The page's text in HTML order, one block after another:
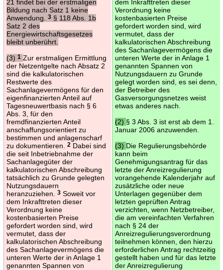
21 findet bei der erstmaligen
Bildung nach Satz 1 keine
Anwendung.
3§ 118 Abs. 1b
Satz 2 des
Energiewirtschaftsgesetzes
bleibt unberührt.
(3) 1 Zur erstmaligen Ermittlung
der Netzentgelte nach Absatz 2
sind die kalkulatorischen
Restwerte des
Sachanlagevermögens für den
eigenfinanzierten Anteil auf
Tagesneuwertbasis nach § 6
Abs. 3, für den
fremdfinanzierten Anteil
anschaffungsorientiert zu
bestimmen und anlagenscharf
zu dokumentieren.
2Dabei sind
die seit Inbetriebnahme der
Sachanlagegüter der
kalkulatorischen Abschreibung
tatsächlich zu Grunde gelegten
Nutzungsdauern
heranzuziehen.
3Soweit vor
dem Inkrafttreten dieser
Verordnung keine
kostenbasierten Preise
gefordert worden sind, wird
vermutet, dass der
kalkulatorischen Abschreibung
des Sachanlagevermögens die
unteren Werte der in Anlage 1
genannten Spannen von
dem Inkrafttreten dieser
Verordnung keine
kostenbasierten Preise
gefordert worden sind, wird
vermutet, dass der
kalkulatorischen Abschreibung
des Sachanlagevermögens die
unteren Werte der in Anlage 1
genannten Spannen von
Nutzungsdauern zu Grunde
gelegt worden sind, es sei denn,
der Betreiber des
Gasversorgungsnetzes weist
etwas anderes nach.
(2) § 3 Abs. 3 ist erst ab dem 1.
Januar 2006 anzuwenden.
(3) Die Regulierungsbehörde
kann beim
Genehmigungsantrag für das
letzte der Anreizregulierung
vorangehende Kalenderjahr auf
zusätzliche oder neue
Unterlagen gegenüber dem
letzten geprüften Antrag
verzichten, wenn Netzbetreiber,
die am vereinfachten Verfahren
nach § 24 der
Anreizregulierungsverordnung
teilnehmen können, den hierzu
erforderlichen Antrag rechtzeitig
gestellt haben und für das letzte
der Anreizregulierung